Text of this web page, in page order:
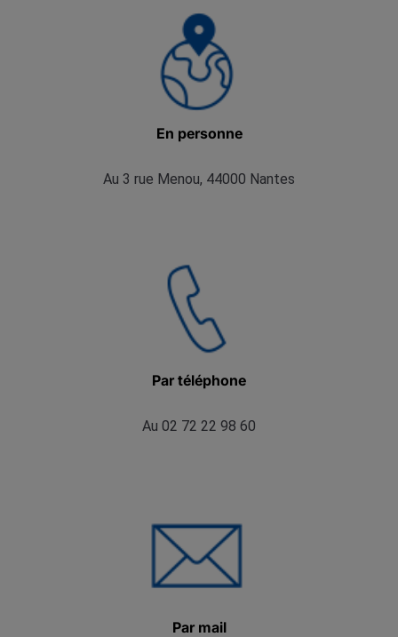
En personne
Au 3 rue Menou, 44000 Nantes
Par téléphone
Au 02 72 22 98 60
Par mail